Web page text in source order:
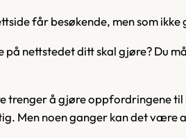
får besøkende, men som
på nettstedet ditt skal gjøre? Du
trenger å gjøre oppfordringene
Men noen ganger kan det